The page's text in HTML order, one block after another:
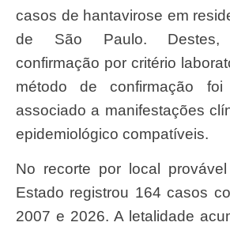
casos de hantavirose em
de São Paulo. Destes,
confirmação por critério
método de confirmação foi
associado a manifestações
epidemiológico compatíveis.
No recorte por local provável de infecção, o
Estado registrou 164 casos
2007 e 2026. A letalidade